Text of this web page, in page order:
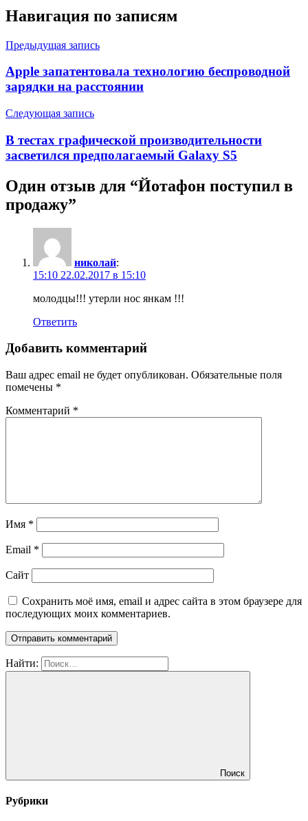
Навигация по записям
Предыдущая запись
Apple запатентовала технологию беспроводной
зарядки на расстоянии
Следующая запись
В тестах графической производительности
засветился предполагаемый Galaxy S5
Один отзыв для “Йотафон поступил в
продажу”
николай:
15:10 22.02.2017 в 15:10
молодцы!!! утерли нос янкам !!!
Ответить
Добавить комментарий
Ваш адрес email не будет опубликован. Обязательные поля
помечены *
Комментарий *
Имя *
Email *
Сайт
Сохранить моё имя, email и адрес сайта в этом браузере для
последующих моих комментариев.
Найти:
Поиск
Рубрики